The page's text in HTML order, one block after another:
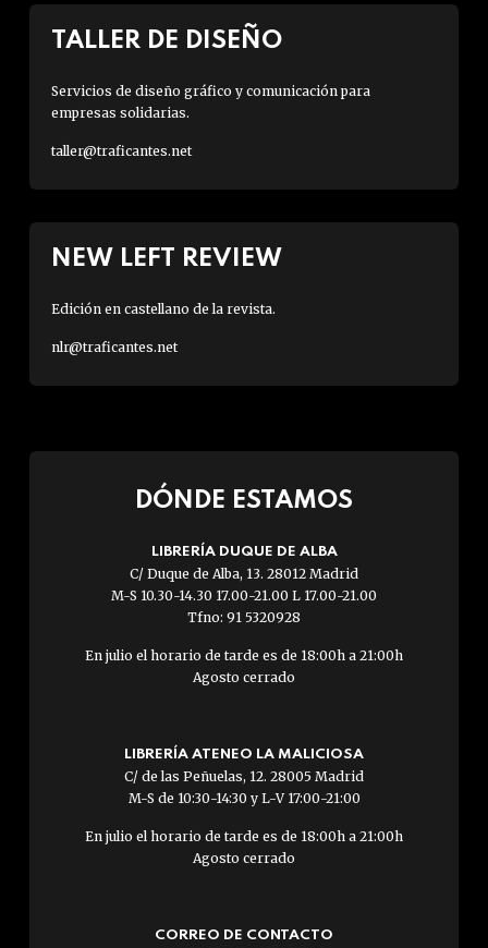
TALLER DE DISEÑO
Servicios de diseño gráfico y comunicación para
empresas solidarias.
taller@traficantes.net
NEW LEFT REVIEW
Edición en castellano de la revista.
nlr@traficantes.net
DÓNDE ESTAMOS
LIBRERÍA DUQUE DE ALBA
C/ Duque de Alba, 13. 28012 Madrid
M-S 10.30-14.30 17.00-21.00 L 17.00-21.00
Tfno: 91 5320928
En julio el horario de tarde es de 18:00h a 21:00h
Agosto cerrado
LIBRERÍA ATENEO LA MALICIOSA
C/ de las Peñuelas, 12. 28005 Madrid
M-S de 10:30-14:30 y L-V 17:00-21:00
En julio el horario de tarde es de 18:00h a 21:00h
Agosto cerrado
CORREO DE CONTACTO